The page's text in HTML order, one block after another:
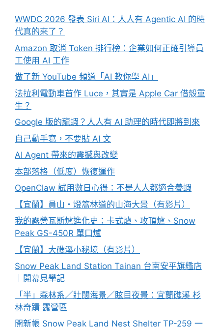
WWDC 2026 發表 Siri AI：人人有 Agentic AI 的時
代真的來了？
Amazon 取消 Token 排行榜：企業如何正確引導員
工使用 AI 工作
做了新 YouTube 頻道「AI 教你學 AI」
法拉利電動車首作 Luce，其實是 Apple Car 借殼重
生？
Google 版的龍蝦？人人有 AI 助理的時代即將到來
自己動手寫，不要貼 AI 文
AI Agent 帶來的震撼與改變
本部落格（低度）恢復運作
OpenClaw 試用數日心得：不是人人都適合養蝦
【宜蘭】員山・燈篙林道的山海大景（有影片）
我的露營瓦斯爐進化史：卡式爐、攻頂爐、Snow
Peak GS-450R 單口爐
【宜蘭】大礁溪小秘境（有影片）
Snow Peak Land Station Tainan 台南安平旗艦店
｜開幕見學記
「半」森林系／壯闊海景／眩目夜景：宜蘭礁溪 杉
林奇蹟 露營區
開新帳 Snow Peak Land Nest Shelter TP-259 一